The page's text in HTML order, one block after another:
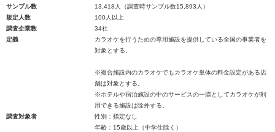
サンプル数
13,418人（調査時サンプル数15,893人）
規定人数
100人以上
調査企業数
34社
定義
カラオケを行うための専用施設を提供している全国の事業者を
対象とする。
※複合施設内のカラオケでもカラオケ単体の料金設定がある店
舗は対象とする。
※ホテルや宿泊施設の中のサービスの一環としてカラオケが利
用できる施設は除外する。
調査対象者
性別：指定なし
年齢：15歳以上（中学生除く）